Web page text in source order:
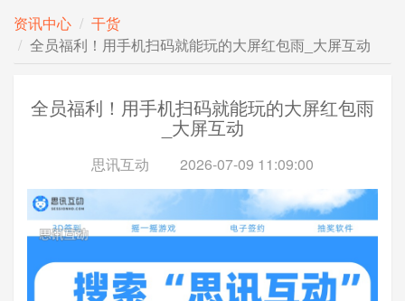
资讯中心
干货
全员福利！用手机扫码就能玩的大屏红包雨_大屏互动
全员福利！用手机扫码就能玩的大屏红包雨
_大屏互动
思讯互动 2026-07-09 11:09:00